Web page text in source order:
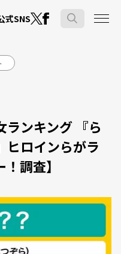
式SNS
ンキング 『ら
ヒロインらがラ
調査】